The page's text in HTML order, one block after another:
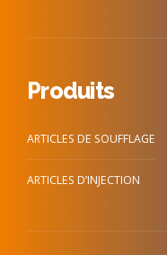
Produits
ARTICLES DE SOUFFLAGE
ARTICLES D’INJECTION